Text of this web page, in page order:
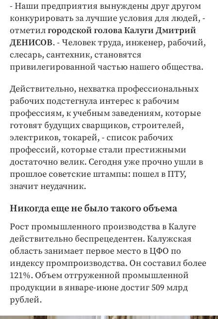
- Наши предприятия вынуждены друг другом
конкурировать за лучшие условия для людей, -
отметилгородской голова Калуги Дмитрий
ДЕНИСОВ. - Человек труда, инженер, рабочий,
слесарь, сантехник, становятся
привилегированной частью нашего общества.
Действительно, нехватка профессиональных
рабочих подстегнула интерес к рабочим
профессиям, к учебным заведениям, которые
готовят будущих сварщиков, строителей,
электриков, токарей, - список рабочих
профессий, которые стали престижными
достаточно велик. Сегодня уже прочно ушли в
прошлое советские штампы: пошел в ПТУ,
значит неудачник.
Никогда еще не было такого объема
Рост промышленного производства в Калуге
действительно беспрецедентен. Калужская
область занимает первое место в ЦФО по
индексу промпроизводства. Он составил более
121%. Объем отгруженной промышленной
продукции в январе-июне достиг 509 млрд
рублей.